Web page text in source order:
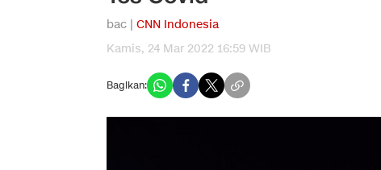
bac | CNN Indonesia
Kamis, 24 Mar 2022 16:59 WIB
Bagikan: